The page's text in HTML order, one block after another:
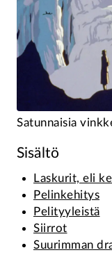
Satunnaisia
Sisältö
Laskurit, eli
Pelinkehitys
Pelityyleistä
Siirrot
Suurimman